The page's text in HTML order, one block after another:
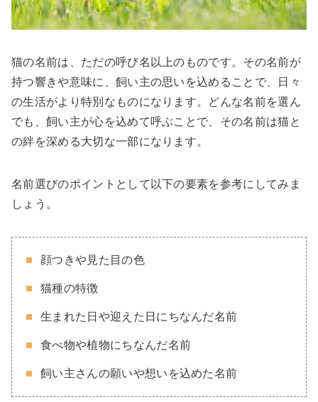
猫の名前は、ただの呼び名以上のものです。その名前が
持つ響きや意味に、飼い主の思いを込めることで、日々
の生活がより特別なものになります。どんな名前を選ん
でも、飼い主が心を込めて呼ぶことで、その名前は猫と
の絆を深める大切な一部になります。
名前選びのポイントとして以下の要素を参考にしてみま
しょう。
顔つきや見た目の色
猫種の特徴
生まれた日や迎えた日にちなんだ名前
食べ物や植物にちなんだ名前
飼い主さんの願いや想いを込めた名前